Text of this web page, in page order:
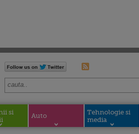
si
Auto
Tehnologie si
media